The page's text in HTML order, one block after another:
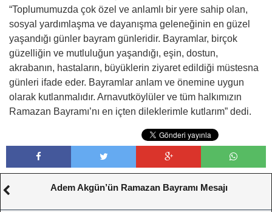
“Toplumumuzda çok özel ve anlamlı bir yere sahip olan,
sosyal yardımlaşma ve dayanışma geleneğinin en güzel
yaşandığı günler bayram günleridir. Bayramlar, birçok
güzelliğin ve mutluluğun yaşandığı, eşin, dostun,
akrabanın, hastaların, büyüklerin ziyaret edildiği müstesna
günleri ifade eder. Bayramlar anlam ve önemine uygun
olarak kutlanmalıdır. Arnavutköylüler ve tüm halkımızın
Ramazan Bayramı’nı en içten dileklerimle kutlarım” dedi.
Adem Akgün’ün Ramazan Bayramı Mesajı